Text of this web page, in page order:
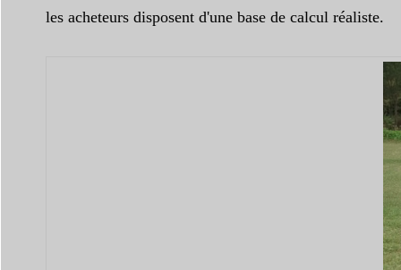
les acheteurs disposent d'une base de calcul réaliste.